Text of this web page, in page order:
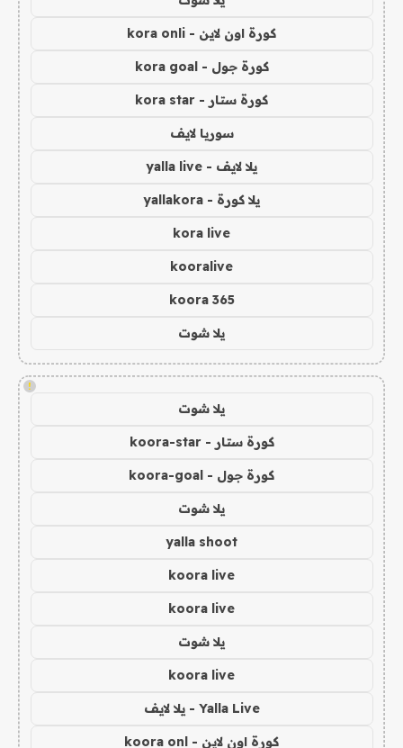
كورة اون لاين - kora onli
كورة جول - kora goal
كورة ستار - kora star
سوريا لايف
يلا لايف - yalla live
يلا كورة - yallakora
kora live
kooralive
koora 365
يلا شوت
!
يلا شوت
كورة ستار - koora-star
كورة جول - koora-goal
يلا شوت
yalla shoot
koora live
koora live
يلا شوت
koora live
Yalla Live - يلا لايف
كورة اون لاين - koora onl